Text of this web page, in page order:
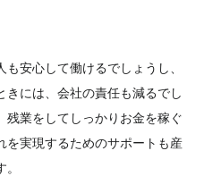
安心して働けるでしょうし、
きには、会社の責任も減るでし
残業をしてしっかりお金を稼ぐ
を実現するためのサポートも産